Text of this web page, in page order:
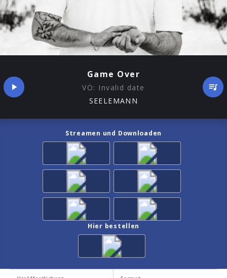
Game Over
VÖ: Invalid date
SEELEMANN
Streamen und Downloaden
Hier bestellen